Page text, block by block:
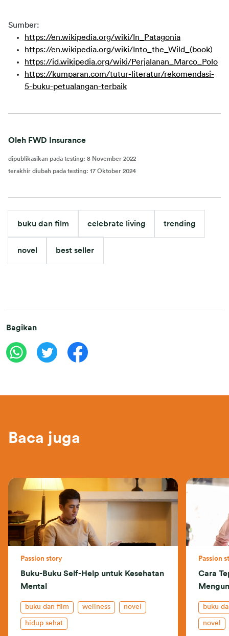
Sumber:
https://en.wikipedia.org/wiki/In_Patagonia
https://en.wikipedia.org/wiki/Into_the_Wild_(book)
https://id.wikipedia.org/wiki/Perjalanan_Marco_Polo
https://kumparan.com/tutur-literatur/rekomendasi-
5-buku-petualangan-terbaik
Oleh FWD Insurance
dipublikasikan pada testing: 8 November 2022
terakhir diubah pada testing: 17 Oktober 2024
buku dan film celebrate living trending
novel best seller
Bagikan
Baca juga
Passion story
Buku-Buku Self-Help untuk Kesehatan
Mental
buku dan film wellness novel
hidup sehat
Passion
Cara
buku
novel